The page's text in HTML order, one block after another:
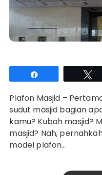
Plafon Masjid –
sudut masjid bagian
kamu? Kubah masjid?
masjid? Nah,
model plafon…